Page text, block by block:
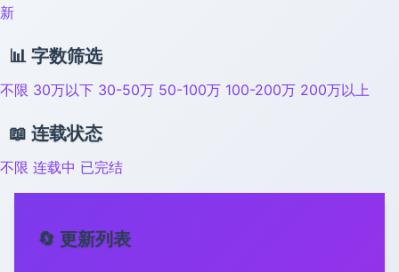
新
📊 字数筛选
不限 30万以下 30-50万 50-100万 100-200万 200万以上
📖 连载状态
不限 连载中 已完结
🔄 更新列表